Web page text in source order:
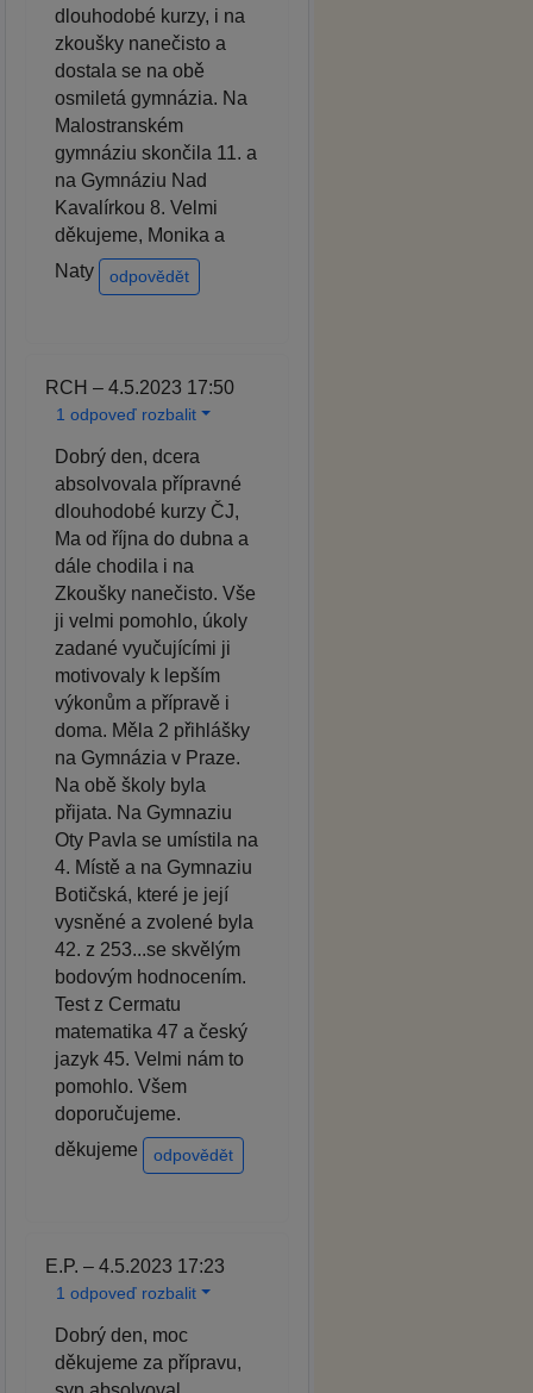
dlouhodobé kurzy, i na
zkoušky nanečisto a
dostala se na obě
osmiletá gymnázia. Na
Malostranském
gymnáziu skončila 11. a
na Gymnáziu Nad
Kavalírkou 8. Velmi
děkujeme, Monika a
Naty
odpovědět
RCH – 4.5.2023 17:50
1 odpoveď rozbalit
Dobrý den, dcera
absolvovala přípravné
dlouhodobé kurzy ČJ,
Ma od října do dubna a
dále chodila i na
Zkoušky nanečisto. Vše
ji velmi pomohlo, úkoly
zadané vyučujícími ji
motivovaly k lepším
výkonům a přípravě i
doma. Měla 2 přihlášky
na Gymnázia v Praze.
Na obě školy byla
přijata. Na Gymnaziu
Oty Pavla se umístila na
4. Místě a na Gymnaziu
Botičská, které je její
vysněné a zvolené byla
42. z 253...se skvělým
bodovým hodnocením.
Test z Cermatu
matematika 47 a český
jazyk 45. Velmi nám to
pomohlo. Všem
doporučujeme.
děkujeme
odpovědět
E.P. – 4.5.2023 17:23
1 odpoveď rozbalit
Dobrý den, moc
děkujeme za přípravu,